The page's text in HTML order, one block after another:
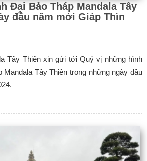
Đại Bảo Tháp Mandala Tây
đầu năm mới Giáp Thìn
Tây Thiên xin gửi tới Quý vị những hình
Mandala Tây Thiên trong những ngày đầu